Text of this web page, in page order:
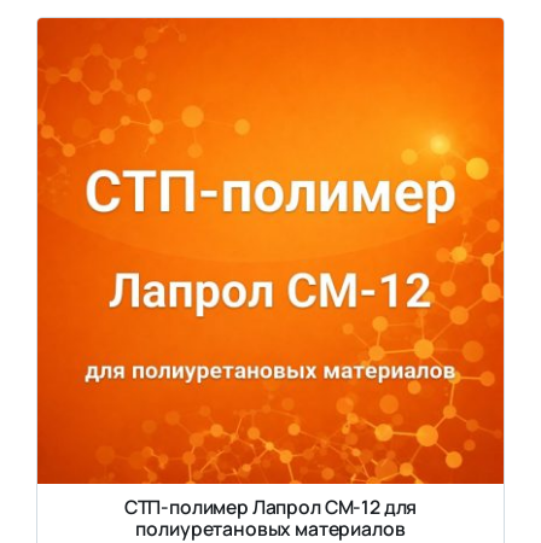
СТП-полимер Лапрол СМ-12 для
полиуретановых материалов